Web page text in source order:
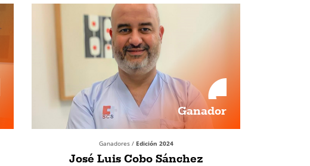
Ganador
Ganadores / Edición 2024
José Luis Cobo Sánchez